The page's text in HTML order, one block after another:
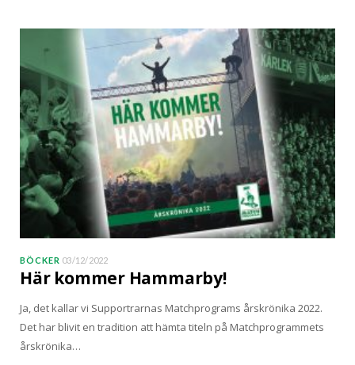
BÖCKER 03/12/2022
Här kommer Hammarby!
Ja, det kallar vi Supportrarnas Matchprograms årskrönika 2022.
Det har blivit en tradition att hämta titeln på Matchprogrammets
årskrönika…